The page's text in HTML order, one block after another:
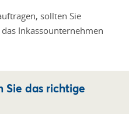
sollten Sie
Inkassounternehmen
Sie das richtige